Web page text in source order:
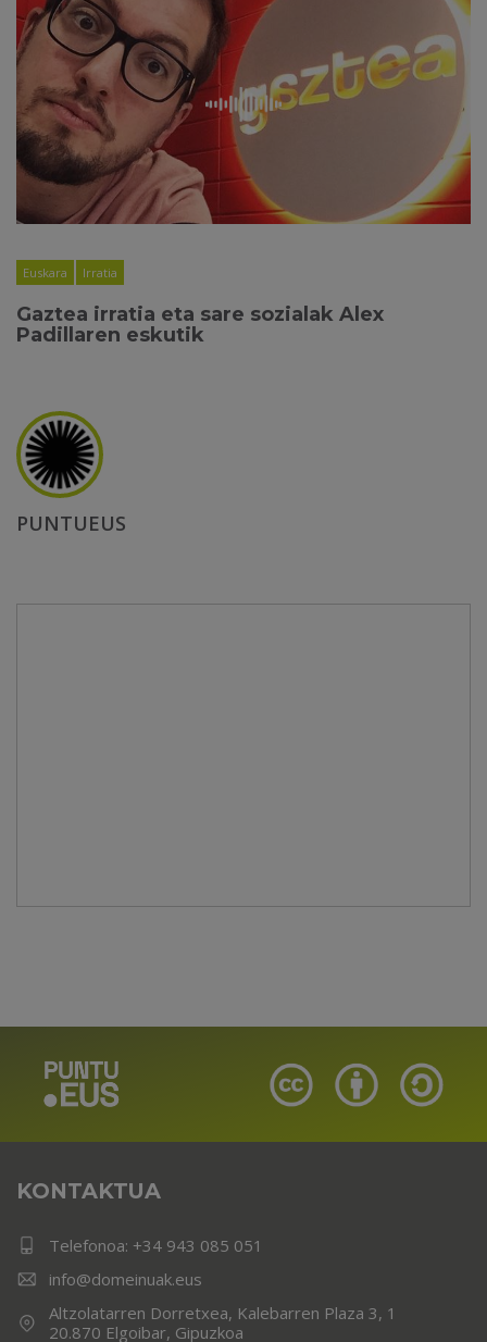
Euskara Irratia
Gaztea irratia eta sare sozialak Alex
Padillaren eskutik
PUNTUEUS
KONTAKTUA
Telefonoa: +34 943 085 051
info@domeinuak.eus
Altzolatarren Dorretxea, Kalebarren Plaza 3, 1
20.870 Elgoibar, Gipuzkoa